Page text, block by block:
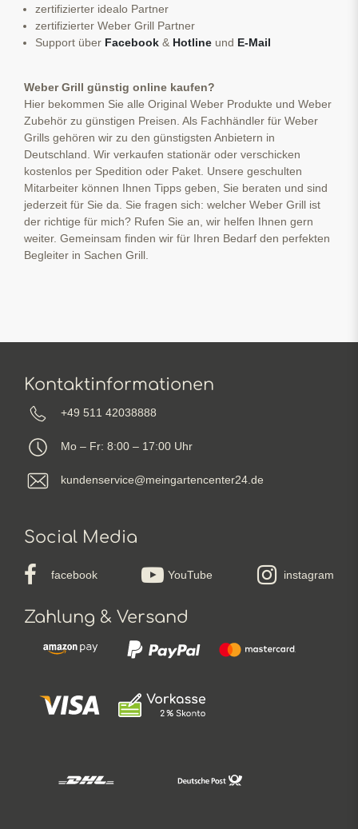
zertifizierter idealo Partner
zertifizierter Weber Grill Partner
Support über Facebook & Hotline und E-Mail
Weber Grill günstig online kaufen?
Hier bekommen Sie alle Original Weber Produkte und Weber
Zubehör zu günstigen Preisen. Als Fachhändler für Weber
Grills gehören wir zu den günstigsten Anbietern in
Deutschland. Wir verkaufen stationär oder verschicken
kostenlos per Spedition oder Paket. Unsere geschulten
Mitarbeiter können Ihnen Tipps geben, Sie beraten und sind
jederzeit für Sie da. Sie fragen sich: welcher Weber Grill ist
der richtige für mich? Rufen Sie an, wir helfen Ihnen gern
weiter. Gemeinsam finden wir für Ihren Bedarf den perfekten
Begleiter in Sachen Grill.
Kontaktinformationen
+49 511 42038888
Mo – Fr: 8:00 – 17:00 Uhr
kundenservice@meingartencenter24.de
Social Media
facebook YouTube instagram
Zahlung & Versand